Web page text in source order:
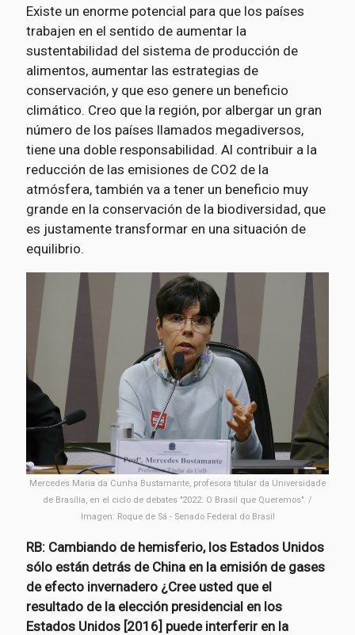
Existe un enorme potencial para que los países
trabajen en el sentido de aumentar la
sustentabilidad del sistema de producción de
alimentos, aumentar las estrategias de
conservación, y que eso genere un beneficio
climático. Creo que la región, por albergar un gran
número de los países llamados megadiversos,
tiene una doble responsabilidad. Al contribuir a la
reducción de las emisiones de CO2 de la
atmósfera, también va a tener un beneficio muy
grande en la conservación de la biodiversidad, que
es justamente transformar en una situación de
equilibrio.
Mercedes Maria da Cunha Bustamante, profesora titular da Universidade
de Brasília, en el ciclo de debates "2022: O Brasil que Queremos". /
Imagen: Roque de Sá - Senado Federal do Brasil
RB: Cambiando de hemisferio, los Estados Unidos
sólo están detrás de China en la emisión de gases
de efecto invernadero ¿Cree usted que el
resultado de la elección presidencial en los
Estados Unidos [2016] puede interferir en la